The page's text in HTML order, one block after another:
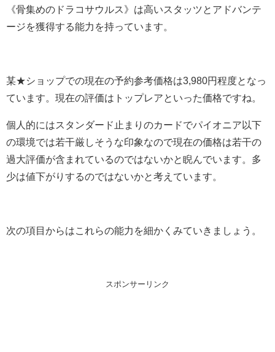
《骨集めのドラコサウルス》は高いスタッツとアドバンテ
ージを獲得する能力を持っています。
某★ショップでの現在の予約参考価格は3,980円程度となっ
ています。現在の評価はトップレアといった価格ですね。
個人的にはスタンダード止まりのカードでパイオニア以下
の環境では若干厳しそうな印象なので現在の価格は若干の
過大評価が含まれているのではないかと睨んでいます。多
少は値下がりするのではないかと考えています。
次の項目からはこれらの能力を細かくみていきましょう。
スポンサーリンク